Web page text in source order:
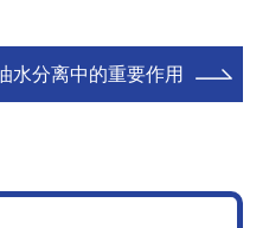
水分离中的重要作用